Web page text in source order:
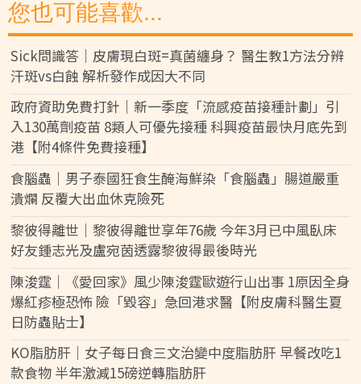
您也可能喜歡...
Sick問識答｜皮膚現白斑=真菌纏身？ 醫生教1方法分辨
汗斑vs白蝕 解析發作成因大不同
政府資助免費打針｜新一季度「流感疫苗接種計劃」引
入130萬劑疫苗 8類人可優先接種 科興疫苗最快月底先到
港【附4條件免費接種】
食腦蟲｜男子泰國狂食生醃海鮮染「食腦蟲」腸道嚴重
潰爛 反覆大出血休克險死
黎彼得離世｜黎彼得離世享年76歲 今年3月已中風臥床
好友鍾志光及盧宛茵透露黎彼得最後時光
陳浚霆｜《愛回家》風少陳浚霆歐遊行山出事 1原因全身
爆紅疹極恐怖 險「毀容」急回港求醫【附皮膚科醫生夏
日防蟲貼士】
KO脂肪肝｜女子每日食三文治變中度脂肪肝 早餐改吃1
款食物 半年激減15磅逆轉脂肪肝